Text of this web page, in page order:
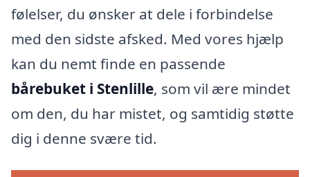
følelser, du ønsker at dele i forbindelse
med den sidste afsked. Med vores hjælp
kan du nemt finde en passende
bårebuket i Stenlille, som vil ære mindet
om den, du har mistet, og samtidig støtte
dig i denne svære tid.